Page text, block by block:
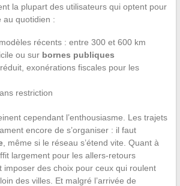
la plupart des utilisateurs qui optent pour
au quotidien :
récents : entre 300 et 600 km
ou sur bornes publiques
exonérations fiscales pour les
restriction
cependant l’enthousiasme. Les trajets
encore de s’organiser : il faut
, même si le réseau s’étend vite. Quant à
largement pour les allers-retours
imposer des choix pour ceux qui roulent
des villes. Et malgré l’arrivée de